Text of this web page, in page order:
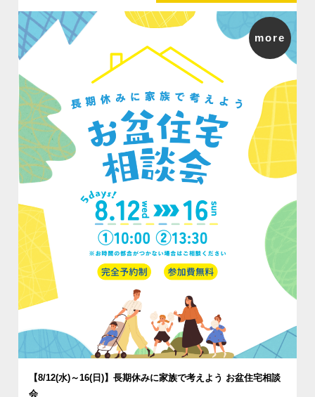
【8/12(水)～16(日)】長期休みに家族で考えよう お盆住宅相談
会
more